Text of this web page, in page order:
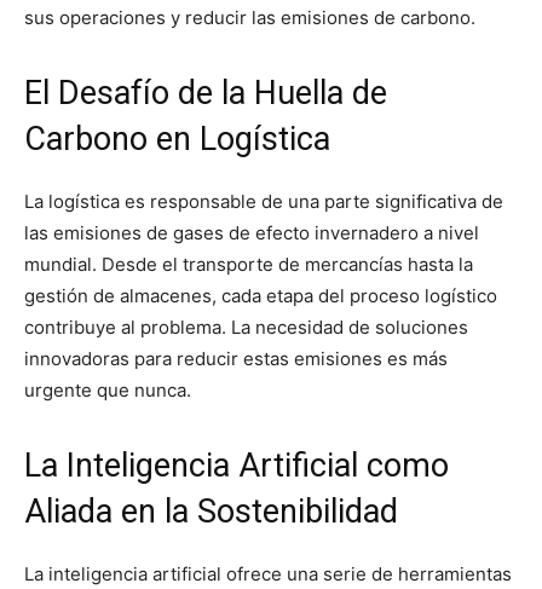
sus operaciones y reducir las emisiones de carbono.
El Desafío de la Huella de
Carbono en Logística
La logística es responsable de una parte significativa de
las emisiones de gases de efecto invernadero a nivel
mundial. Desde el transporte de mercancías hasta la
gestión de almacenes, cada etapa del proceso logístico
contribuye al problema. La necesidad de soluciones
innovadoras para reducir estas emisiones es más
urgente que nunca.
La Inteligencia Artificial como
Aliada en la Sostenibilidad
La inteligencia artificial ofrece una serie de herramientas